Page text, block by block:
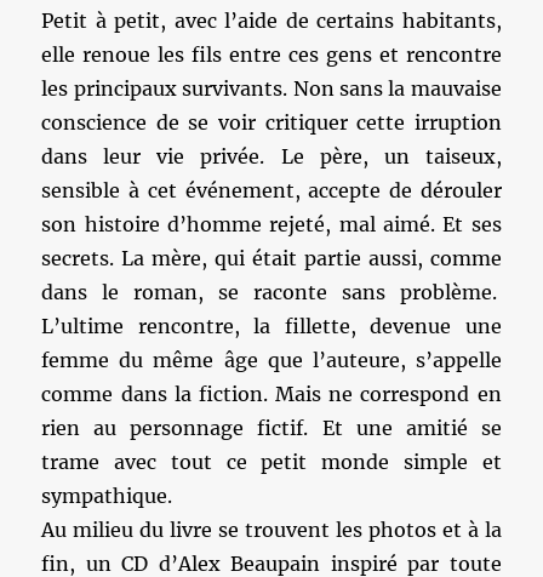
Petit à petit, avec l’aide de certains habitants,
elle renoue les fils entre ces gens et rencontre
les principaux survivants. Non sans la mauvaise
conscience de se voir critiquer cette irruption
dans leur vie privée. Le père, un taiseux,
sensible à cet événement, accepte de dérouler
son histoire d’homme rejeté, mal aimé. Et ses
secrets. La mère, qui était partie aussi, comme
dans le roman, se raconte sans problème.
L’ultime rencontre, la fillette, devenue une
femme du même âge que l’auteure, s’appelle
comme dans la fiction. Mais ne correspond en
rien au personnage fictif. Et une amitié se
trame avec tout ce petit monde simple et
sympathique.
Au milieu du livre se trouvent les photos et à la
fin, un CD d’Alex Beaupain inspiré par toute